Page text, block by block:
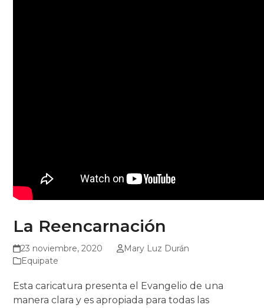
La Reencarnación
23 noviembre, 2020
Mary Luz Durán
Equipate
Esta caricatura presenta el Evangelio de una
manera clara y es apropiada para todas las